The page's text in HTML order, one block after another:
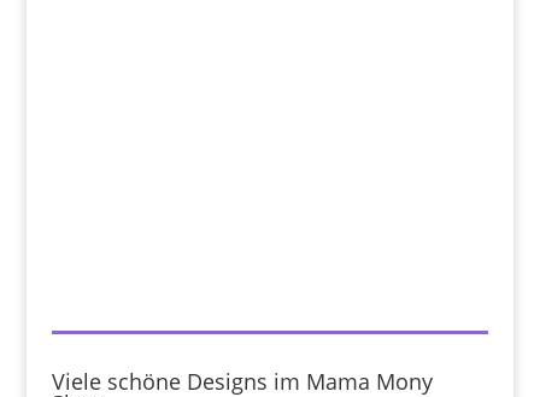
Viele schöne Designs im Mama Mony